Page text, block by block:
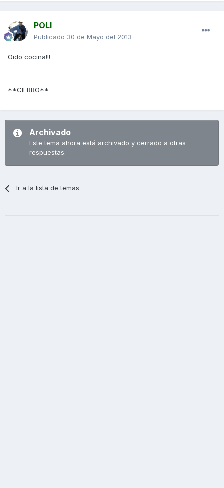
POLI
Publicado 30 de Mayo del 2013
Oido cocina!!!
**CIERRO**
Archivado
Este tema ahora está archivado y cerrado a otras
respuestas.
Ir a la lista de temas